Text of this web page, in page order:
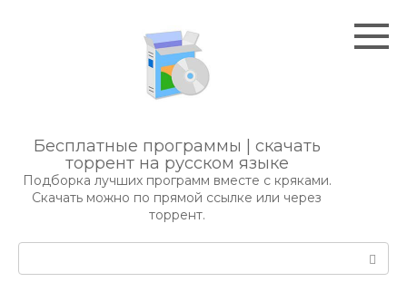
Бесплатные программы | скачать
торрент на русском языке
Подборка лучших программ вместе с кряками.
Скачать можно по прямой ссылке или через
торрент.